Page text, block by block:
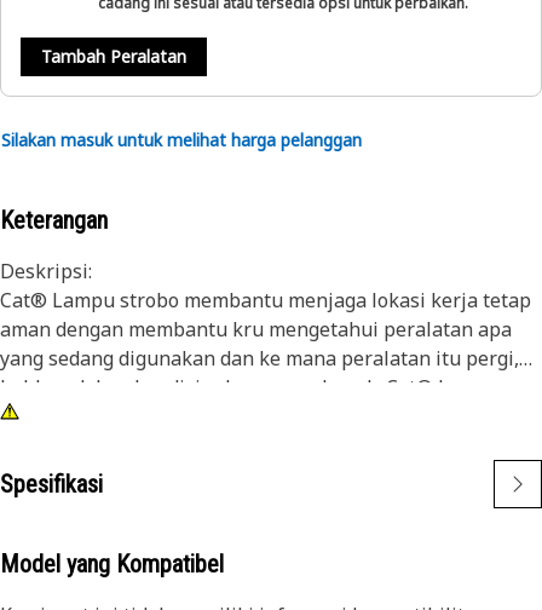
Tambah Peralatan
Silakan masuk untuk melihat harga pelanggan
Keterangan
Deskripsi:
Cat® Lampu strobo membantu menjaga lokasi kerja tetap
aman dengan membantu kru mengetahui peralatan apa
yang sedang digunakan dan ke mana peralatan itu pergi,
bahkan dalam kondisi cahaya yang buruk. Cat® Lampu
strobo juga menawarkan lampu ekstra terang yang
strobo ini tahan getaran dan dapat menahan hampir
semua kondisi di lokasi kerja.
alat berat, besar dan kecil, serta dapat dipasang agar pas
Spesifikasi
Model yang Kompatibel